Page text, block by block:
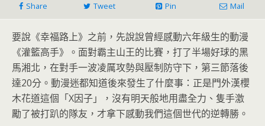
Share Tweet Pin Mail
要說《幸福路上》之前，先說說曾經感動六年級生的動漫
《灌籃高手》。面對霸主山王的比賽，打了半場好球的黑
馬湘北，在對手一波凌厲攻勢與壓制防守下，第三節落後
達20分。動漫迷都知道後來發生了什麼事：正是門外漢櫻
木花道這個「X因子」，沒有明天般地用盡全力、隻手激
勵了被打趴的隊友，才拿下感動我們這個世代的逆轉勝。